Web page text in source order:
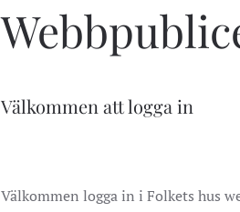
Välkommen att logga in
Välkommen logga in i Folkets hus